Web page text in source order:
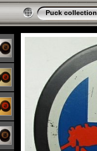
Puck collection